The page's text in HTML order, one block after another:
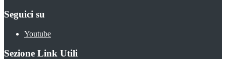
Seguici su
Youtube
Sezione Link Utili